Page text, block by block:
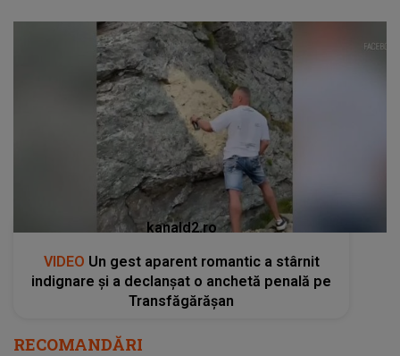
kanald2.ro
VIDEO Un gest aparent romantic a stârnit
indignare și a declanșat o anchetă penală pe
Transfăgărășan
RECOMANDĂRI